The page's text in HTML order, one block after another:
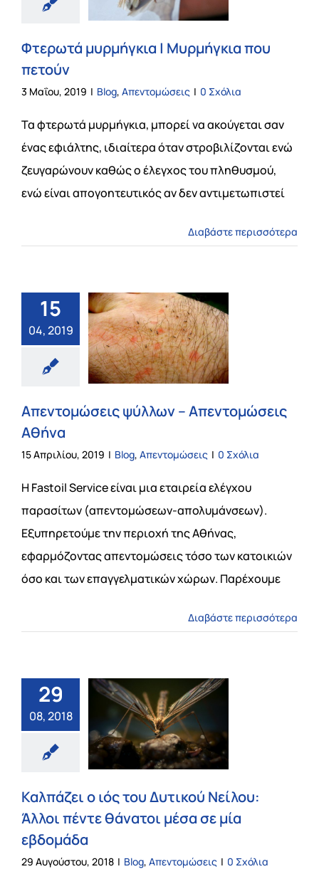
Φτερωτά μυρμήγκια | Μυρμήγκια που
πετούν
3 Μαΐου, 2019 | Blog, Απεντομώσεις | 0 Σχόλια
Τα φτερωτά μυρμήγκια, μπορεί να ακούγεται σαν
ένας εφιάλτης, ιδιαίτερα όταν στροβιλίζονται ενώ
ζευγαρώνουν καθώς ο έλεγχος του πληθυσμού,
ενώ είναι απογοητευτικός αν δεν αντιμετωπιστεί
Διαβάστε περισσότερα
15
04, 2019
Απεντομώσεις ψύλλων – Απεντομώσεις
Αθήνα
15 Απριλίου, 2019 | Blog, Απεντομώσεις | 0 Σχόλια
Η Fastoil Service είναι μια εταιρεία ελέγχου
παρασίτων (απεντομώσεων-απολυμάνσεων).
Εξυπηρετούμε την περιοχή της Αθήνας,
εφαρμόζοντας απεντομώσεις τόσο των κατοικιών
όσο και των επαγγελματικών χώρων. Παρέχουμε
Διαβάστε περισσότερα
29
08, 2018
Καλπάζει ο ιός του Δυτικού Νείλου:
Άλλοι πέντε θάνατοι μέσα σε μία
εβδομάδα
29 Αυγούστου, 2018 | Blog, Απεντομώσεις | 0 Σχόλια